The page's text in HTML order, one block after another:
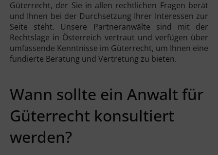
Güterrecht, der Sie in allen rechtlichen Fragen berät
und Ihnen bei der Durchsetzung Ihrer Interessen zur
Seite steht. Unsere Partneranwälte sind mit der
Rechtslage in Österreich vertraut und verfügen über
umfassende Kenntnisse im Güterrecht, um Ihnen eine
fundierte Beratung und Vertretung zu bieten.
Wann sollte ein Anwalt für
Güterrecht konsultiert
werden?